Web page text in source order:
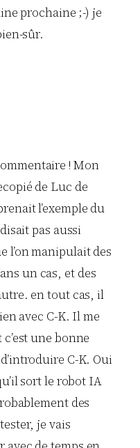
prochaine ;-) je
sûr.
! Mon
de Luc de
l’exemple du
pas aussi
l’on manipulait des
un cas, et des
en tout cas, il
avec C-K. Il me
une bonne
C-K. Oui
sort le robot IA
des
je vais